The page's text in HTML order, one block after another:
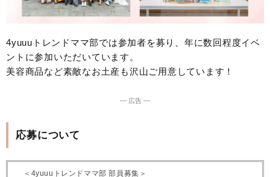
4yuuuトレンドママ部では参加者を募り、年に数回程度イベ
ントに参加いただいています。
美容商品など素敵なお土産も沢山ご用意しています！
― 広告 ―
応募について
＜4yuuuトレンドママ部 部員募集＞